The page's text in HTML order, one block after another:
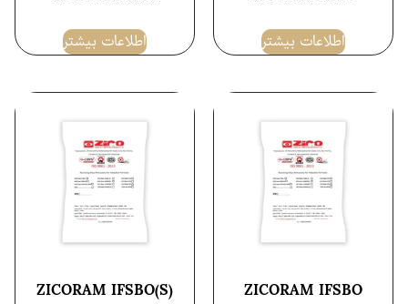
اطلاعات بیشتر اطلاعات بیشتر
ZICORAM IFSBO
ZICORAM IFSBO(S)